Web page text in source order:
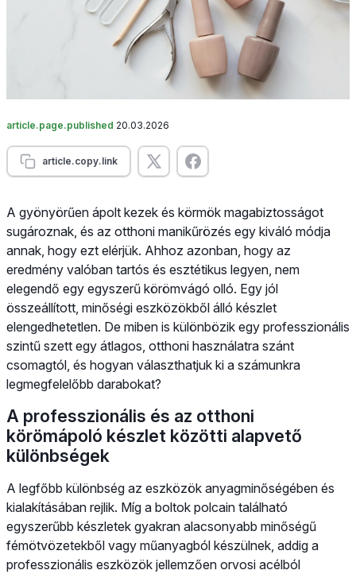
article.page.published 20.03.2026
article.copy.link
A gyönyörűen ápolt kezek és körmök magabiztosságot
sugároznak, és az otthoni manikűrözés egy kiváló módja
annak, hogy ezt elérjük. Ahhoz azonban, hogy az
eredmény valóban tartós és esztétikus legyen, nem
elegendő egy egyszerű körömvágó olló. Egy jól
összeállított, minőségi eszközökből álló készlet
elengedhetetlen. De miben is különbözik egy professzionális
szintű szett egy átlagos, otthoni használatra szánt
csomagtól, és hogyan választhatjuk ki a számunkra
legmegfelelőbb darabokat?
A professzionális és az otthoni
körömápoló készlet közötti alapvető
különbségek
A legfőbb különbség az eszközök anyagminőségében és
kialakításában rejlik. Míg a boltok polcain található
egyszerűbb készletek gyakran alacsonyabb minőségű
fémötvözetekből vagy műanyagból készülnek, addig a
professzionális eszközök jellemzően orvosi acélból